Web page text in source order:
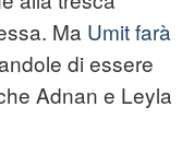
Ma Umit farà
di essere
Adnan e Leyla